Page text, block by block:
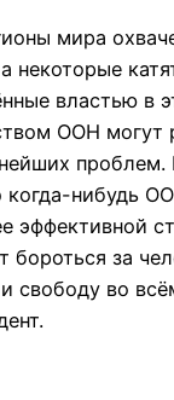
мира
некоторые
властью в
ООН могут
когда-нибудь
эффективной
бороться за
свободу во